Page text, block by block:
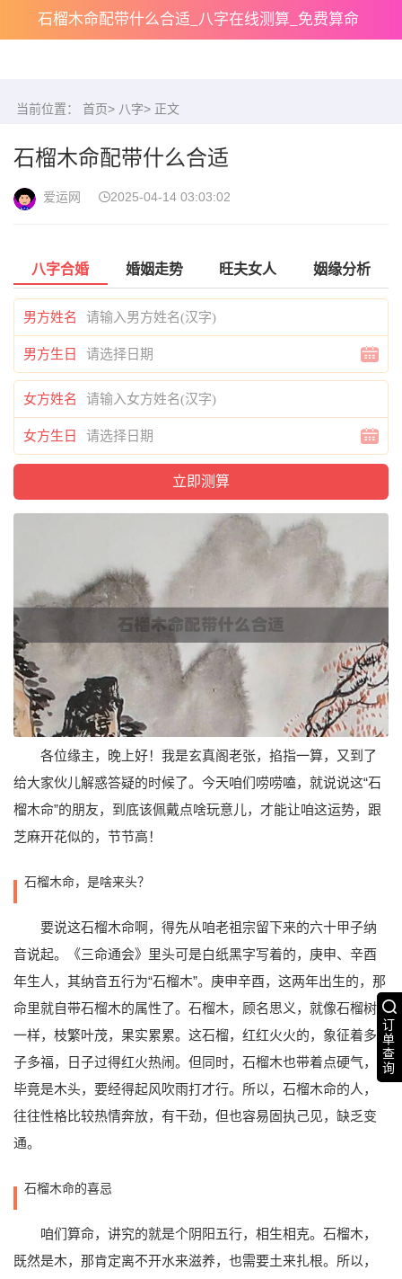
石榴木命配带什么合适_八字在线测算_免费算命
订
单
查
询
当前位置： 首页> 八字> 正文
石榴木命配带什么合适
爱运网 2025-04-14 03:03:02
八字合婚 婚姻走势 旺夫女人 姻缘分析
男方姓名
男方生日
女方姓名
女方生日
各位缘主，晚上好！我是玄真阁老张，掐指一算，又到了
给大家伙儿解惑答疑的时候了。今天咱们唠唠嗑，就说说这“石
榴木命”的朋友，到底该佩戴点啥玩意儿，才能让咱这运势，跟
芝麻开花似的，节节高！
石榴木命，是啥来头？
要说这石榴木命啊，得先从咱老祖宗留下来的六十甲子纳
音说起。《三命通会》里头可是白纸黑字写着的，庚申、辛酉
年生人，其纳音五行为“石榴木”。庚申辛酉，这两年出生的，那
命里就自带石榴木的属性了。石榴木，顾名思义，就像石榴树
一样，枝繁叶茂，果实累累。这石榴，红红火火的，象征着多
子多福，日子过得红火热闹。但同时，石榴木也带着点硬气，
毕竟是木头，要经得起风吹雨打才行。所以，石榴木命的人，
往往性格比较热情奔放，有干劲，但也容易固执己见，缺乏变
通。
石榴木命的喜忌
咱们算命，讲究的就是个阴阳五行，相生相克。石榴木，
既然是木，那肯定离不开水来滋养，也需要土来扎根。所以，